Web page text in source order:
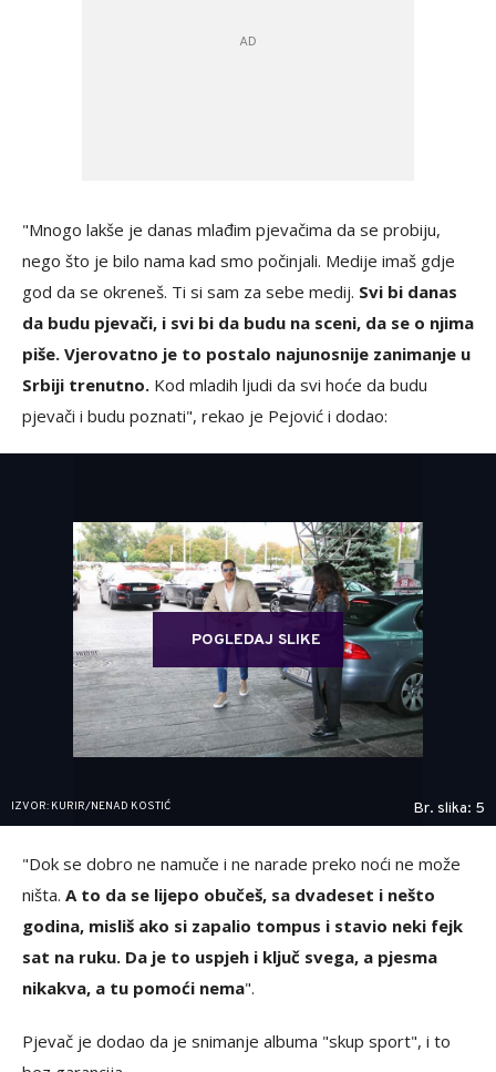
"Mnogo lakše je danas mlađim pjevačima da se probiju,
nego što je bilo nama kad smo počinjali. Medije imaš gdje
god da se okreneš. Ti si sam za sebe medij. Svi bi danas
da budu pjevači, i svi bi da budu na sceni, da se o njima
piše. Vjerovatno je to postalo najunosnije zanimanje u
Srbiji trenutno. Kod mladih ljudi da svi hoće da budu
pjevači i budu poznati", rekao je Pejović i dodao:
POGLEDAJ SLIKE
IZVOR: KURIR/NENAD KOSTIĆ Br. slika: 5
"Dok se dobro ne namuče i ne narade preko noći ne može
ništa. A to da se lijepo obučeš, sa dvadeset i nešto
godina, misliš ako si zapalio tompus i stavio neki fejk
sat na ruku. Da je to uspjeh i ključ svega, a pjesma
nikakva, a tu pomoći nema".
Pjevač je dodao da je snimanje albuma "skup sport", i to